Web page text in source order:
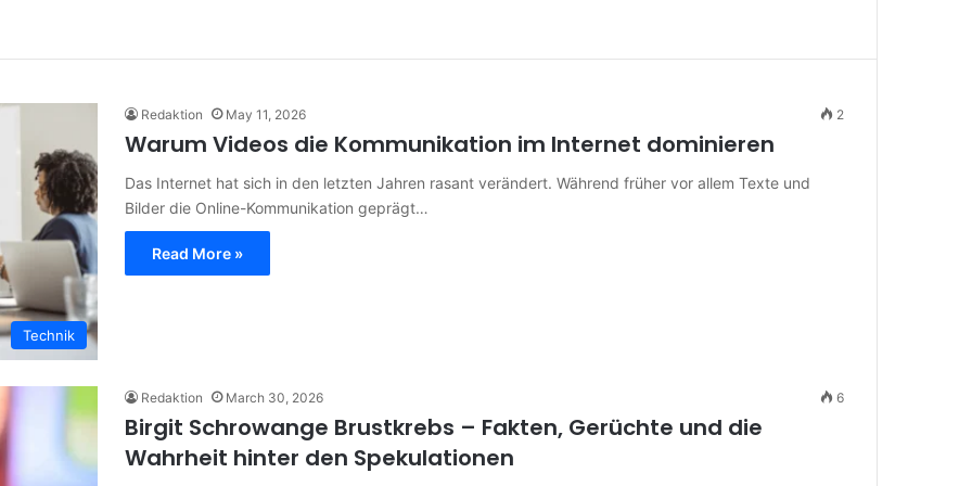
Technik
Redaktion May 11, 2026 2
Warum Videos die Kommunikation im Internet dominieren
Das Internet hat sich in den letzten Jahren rasant verändert. Während früher vor allem Texte und
Bilder die Online-Kommunikation geprägt…
Read More »
Redaktion March 30, 2026 6
Birgit Schrowange Brustkrebs – Fakten, Gerüchte und die
Wahrheit hinter den Spekulationen